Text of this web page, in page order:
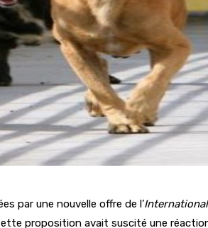
par une nouvelle offre de l’
proposition avait suscité une